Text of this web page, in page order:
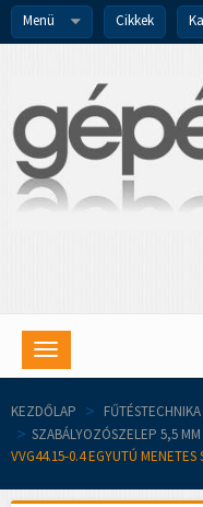
Menü Cikkek
Toggle
navigation
KEZDŐLAP > FŰTÉSTECHNIKA
> SZABÁLYOZÓSZELEP 5,5
VVG44.15-0.4 EGYUTÚ